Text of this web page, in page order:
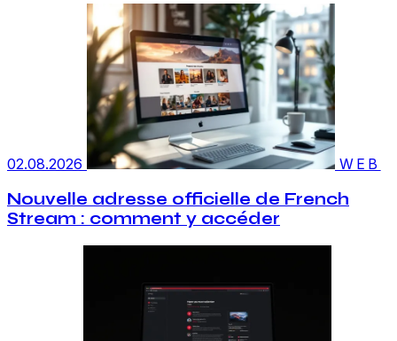
02.08.2026 WEB
Nouvelle adresse officielle de French
Stream : comment y accéder